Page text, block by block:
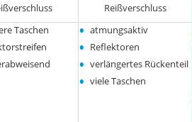
Reißverschluss
Taschen • atmungsaktiv
• Reflektoren
• verlängertes Rückenteil
• viele Taschen